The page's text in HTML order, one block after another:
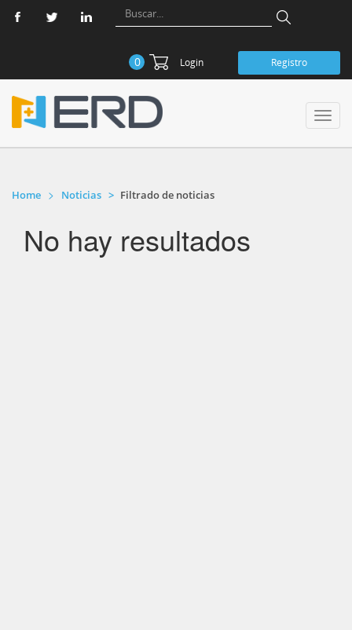
0 Login Registro
Home Noticias Filtrado de noticias
No hay resultados